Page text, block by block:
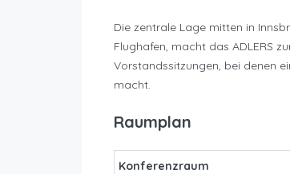
Die zentrale Lage mitten in
Flughafen, macht das ADLERS
Vorstandssitzungen, bei denen
macht.
Raumplan
Konferenzraum